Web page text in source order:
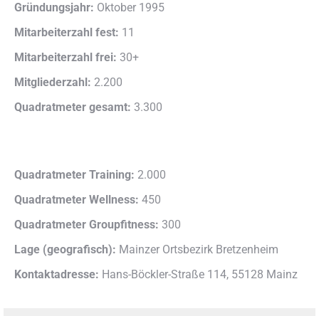
Gründungsjahr: Oktober 1995
Mitarbeiterzahl fest: 11
Mitarbeiterzahl frei: 30+
Mitgliederzahl: 2.200
Quadratmeter gesamt: 3.300
Quadratmeter Training: 2.000
Quadratmeter Wellness: 450
Quadratmeter Groupfitness: 300
Lage (geografisch): Mainzer Ortsbezirk Bretzenheim
Kontaktadresse: Hans-Böckler-Straße 114, 55128 Mainz